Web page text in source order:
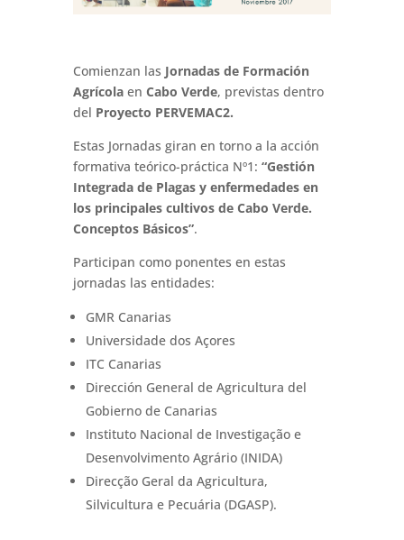
Comienzan las Jornadas de Formación
Agrícolaen Cabo Verde, previstas dentro
del Proyecto PERVEMAC2.
Estas Jornadas giran en torno a la acción
formativa teórico-práctica Nº1: “Gestión
Integrada de Plagas y enfermedades en
los principales cultivos de Cabo Verde.
Conceptos Básicos”.
Participan como ponentes en estas
jornadas las entidades:
GMR Canarias
Universidade dos Açores
ITC Canarias
Dirección General de Agricultura del
Gobierno de Canarias
Instituto Nacional de Investigação e
Desenvolvimento Agrário (INIDA)
Direcção Geral da Agricultura,
Silvicultura e Pecuária (DGASP).